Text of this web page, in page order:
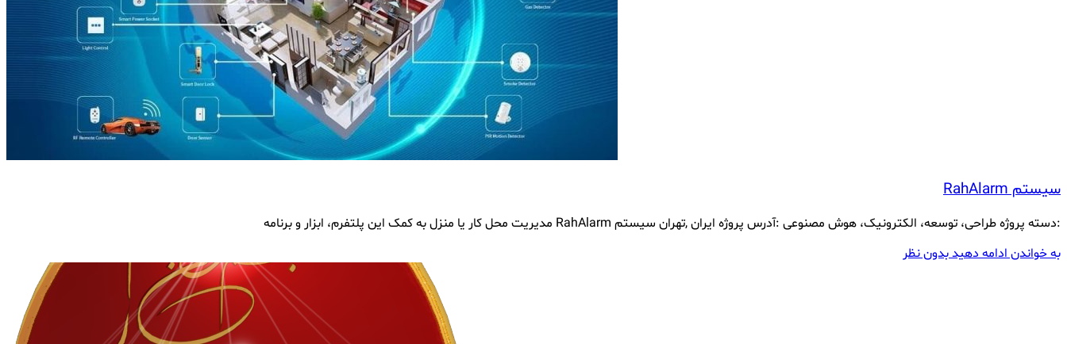
سیستم RahAlarm
:دسته پروژه طراحی، توسعه، الکترونیک، هوش مصنوعی :آدرس پروژه ایران ,تهران سیستم RahAlarm مدیریت محل کار یا منزل به کمک این پلتفرم، ابزار و برنامه
به خواندن ادامه دهیدبدون نظر